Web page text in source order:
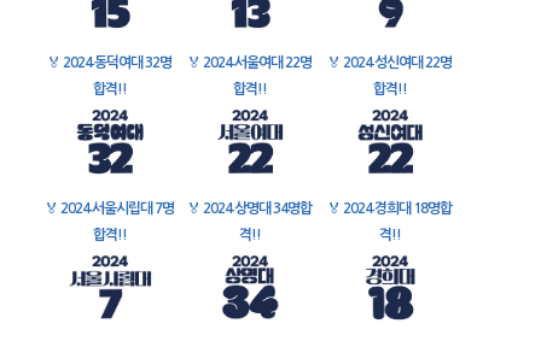
🏅 2024 동덕여대 32명
합격!!
🏅 2024 서울여대 22명
합격!!
🏅 2024 성신여대 22명
합격!!
🏅 2024 서울시립대 7명
합격!!
🏅 2024 상명대 34명합
격!!
🏅 2024 경희대 18명합
격!!